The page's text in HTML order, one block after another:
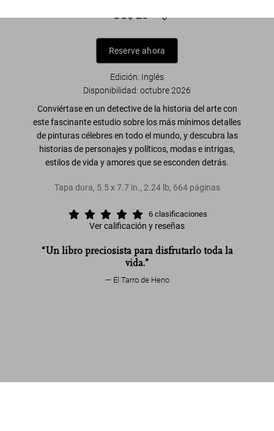
US$ 25
Reserve ahora
Edición: Inglés
Disponibilidad: octubre 2026
Conviértase en un detective de la historia del arte con
este fascinante estudio sobre los más mínimos detalles
de pinturas célebres en todo el mundo, y descubra las
historias de personajes y políticos, modas e intrigas,
estilos de vida y amores que se esconden detrás.
Tapa dura, 5.5x7.7 in., 2.24 lb, 664 páginas
6 clasificaciones
Ver calificación y reseñas
“Un libro preciosista para disfrutarlo toda la
vida.”
El Tarro de Heno